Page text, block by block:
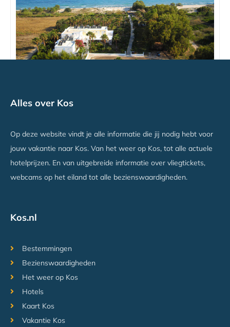
Alles over Kos
Op deze website vindt je alle informatie die jij nodig hebt voor
jouw vakantie naar Kos. Van het weer op Kos, tot alle actuele
hotelprijzen. En van uitgebreide informatie over vliegtickets,
webcams op het eiland tot alle bezienswaardigheden.
Kos.nl
Bestemmingen
Bezienswaardigheden
Het weer op Kos
Hotels
Kaart Kos
Vakantie Kos